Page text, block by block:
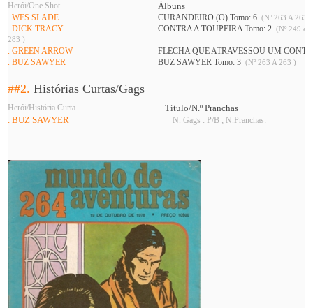
Herói/One Shot Álbuns
. WES SLADE CURANDEIRO (O) Tomo: 6 (Nº 263 A 263 )
. DICK TRACY CONTRA A TOUPEIRA Tomo: 2 (Nº 249 e
283 )
. GREEN ARROW
FLECHA QUE ATRAVESSOU UM
. BUZ SAWYER
BUZ SAWYER Tomo: 3 (Nº 263 A 263 )
##2.Histórias Curtas/Gags
Herói/História Curta
Título/N.º Pranchas
. BUZ SAWYER
N. Gags : P/B ; N.Pranchas: